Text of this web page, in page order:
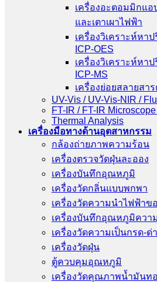
เครื่องอะตอมมิกแ
และเตาเผาไฟฟ้า
เครื่องวิเคราะห์หา
ICP-OES
เครื่องวิเคราะห์หา
ICP-MS
เครื่องย่อยสลายสา
UV-Vis / UV-Vis-NIR /
FT-IR / FT-IR
Thermal Analysis
เครื่องมือทางด้านอุตสาหกรรม
กล้องถ่ายภาพความร้อน
เครื่องตรวจวัดฝุ่นละออง
เครื่องบันทึกอุณหภูมิ
เครื่องวัดกลิ่นแบบพกพา
เครื่องวัดความนําไฟฟ้าข
เครื่องบันทึกอุณหภูมิควา
เครื่องวัดความเป็นกรด-ด่
เครื่องวัดฝุ่น
ตู้ควบคุมอุณหภูมิ
เครื่องวัดคุณภาพน้ำมันท